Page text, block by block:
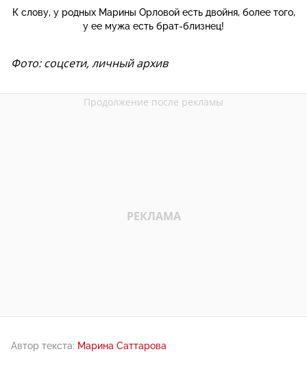
К слову, у родных Марины Орловой есть двойня, более того,
у ее мужа есть брат-близнец!
Фото: соцсети, личный архив
Автор текста: Марина Саттарова